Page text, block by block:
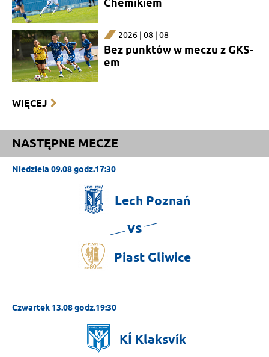
2026 | 08 | 08
Bez punktów w meczu z GKS-
em
WIĘCEJ
NASTĘPNE MECZE
Niedziela 09.08 godz.17:30
Lech Poznań
vs
Piast Gliwice
Czwartek 13.08 godz.19:30
KÍ Klaksvík